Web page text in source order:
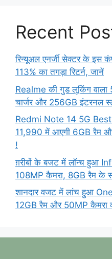
Recent
रिन्यूअल एनर्जी सेक्टर के इस
113% का तगड़ा रिटर्न, जानें
Realme की गुड लूकिंग वाला
चार्जर और 256GB इंटरनल
Redmi Note 14 5G
11,990 में आएगी 6GB रैम
!
ग़रीबों के बजट में लॉन्च हुआ
108MP कैमरा, 8GB रैम के
शानदार वजट में लांच हुआ
12GB रैम और 50MP कैमरा